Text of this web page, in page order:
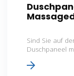
Sind Sie auf
Duschpaneel